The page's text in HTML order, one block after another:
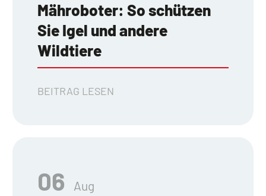
Mähroboter: So schützen
Sie Igel und andere
Wildtiere
BEITRAG LESEN
Aug
06